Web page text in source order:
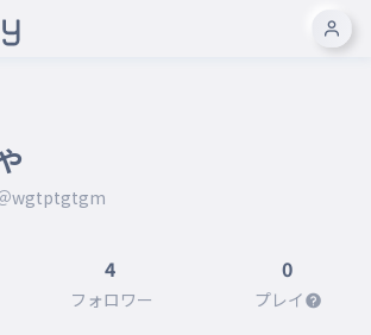
wgtptgtgm
4
フォロワー
0
プレイ